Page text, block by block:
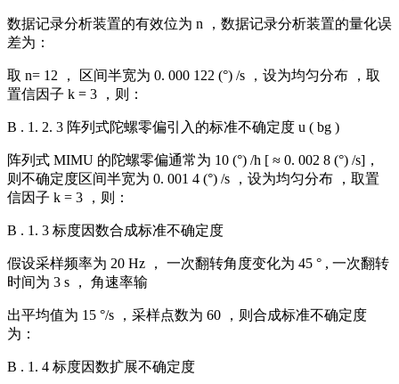
数据记录分析装置的有效位为 n ，数据记录分析装置的量化误
差为：
取 n= 12 ， 区间半宽为 0. 000 122 (°) /s ，设为均匀分布 ，取
置信因子 k = 3 ，则：
B . 1. 2. 3 阵列式陀螺零偏引入的标准不确定度 u ( bg )
阵列式 MIMU 的陀螺零偏通常为 10 (°) /h [ ≈ 0. 002 8 (°) /s]，
则不确定度区间半宽为 0. 001 4 (°) /s ，设为均匀分布 ，取置
信因子 k = 3 ，则：
B . 1. 3 标度因数合成标准不确定度
假设采样频率为 20 Hz ， 一次翻转角度变化为 45 ° , 一次翻转
时间为 3 s ， 角速率输
出平均值为 15 °/s ，采样点数为 60 ，则合成标准不确定度
为：
B . 1. 4 标度因数扩展不确定度